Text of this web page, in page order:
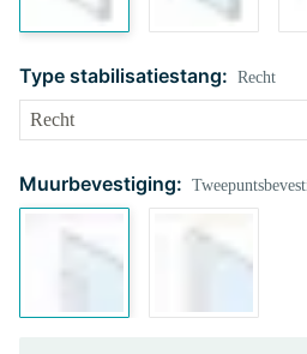
Type stabilisatiestang: Recht
Muurbevestiging: